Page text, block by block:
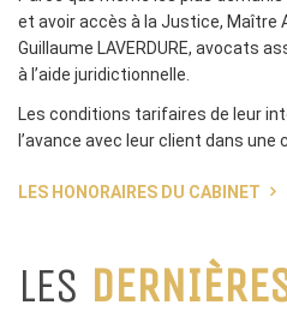
et avoir accès à la Justice, Maître
Guillaume LAVERDURE, avocats
à l’aide juridictionnelle.
Les conditions tarifaires de leur
l’avance avec leur client dans une
LES HONORAIRES DU CABINET
LES